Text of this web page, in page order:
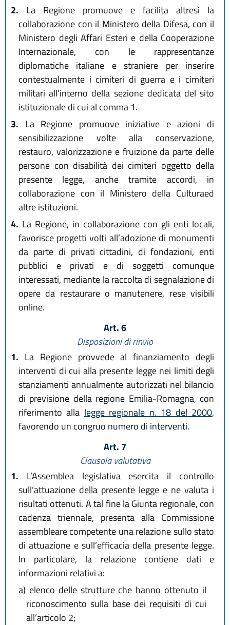
2. La Regione promuove e facilita altresì la
collaborazione con il Ministero della Difesa, con il
Ministero degli Affari Esteri e della Cooperazione
Internazionale, con le rappresentanze
diplomatiche italiane e straniere per inserire
contestualmente i cimiteri di guerra e i cimiteri
militari all’interno della sezione dedicata del sito
istituzionale di cui al comma 1.
3. La Regione promuove iniziative e azioni di
sensibilizzazione volte alla conservazione,
restauro, valorizzazione e fruizione da parte delle
persone con disabilità dei cimiteri oggetto della
presente legge, anche tramite accordi, in
collaborazione con il Ministero della Culturaed
altre istituzioni.
4. La Regione, in collaborazione con gli enti locali,
favorisce progetti volti all’adozione di monumenti
da parte di privati cittadini, di fondazioni, enti
pubblici e privati e di soggetti comunque
interessati, mediante la raccolta di segnalazione di
opere da restaurare o manutenere, rese visibili
online.
Art. 6
Disposizioni di rinvio
1. La Regione provvede al finanziamento degli
interventi di cui alla presente legge nei limiti degli
stanziamenti annualmente autorizzati nel bilancio
di previsione della regione Emilia-Romagna, con
riferimento alla legge regionale n. 18 del 2000,
favorendo un congruo numero di interventi.
Art. 7
Clausola valutativa
1. L’Assemblea legislativa esercita il controllo
sull’attuazione della presente legge e ne valuta i
risultati ottenuti. A tal fine la Giunta regionale, con
cadenza triennale, presenta alla Commissione
assembleare competente una relazione sullo stato
di attuazione e sull’efficacia della presente legge.
In particolare, la relazione contiene dati e
informazioni relativi a:
a) elenco delle strutture che hanno ottenuto il
riconoscimento sulla base dei requisiti di cui
all’articolo 2;